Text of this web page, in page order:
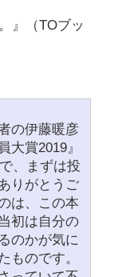
』（TOブッ
の伊藤暖彦
大賞2019』
、まずは投
りがとうご
は、この本
初は自分の
のかが気に
ものです。